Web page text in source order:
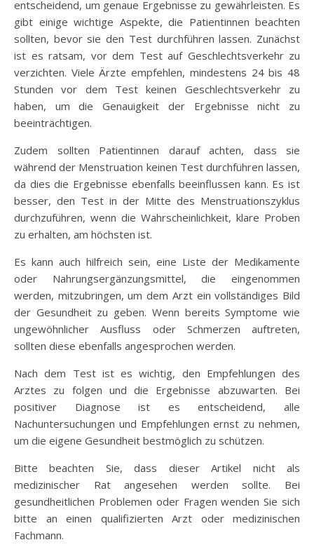
entscheidend, um genaue Ergebnisse zu gewährleisten. Es
gibt einige wichtige Aspekte, die Patientinnen beachten
sollten, bevor sie den Test durchführen lassen. Zunächst
ist es ratsam, vor dem Test auf Geschlechtsverkehr zu
verzichten. Viele Ärzte empfehlen, mindestens 24 bis 48
Stunden vor dem Test keinen Geschlechtsverkehr zu
haben, um die Genauigkeit der Ergebnisse nicht zu
beeinträchtigen.
Zudem sollten Patientinnen darauf achten, dass sie
während der Menstruation keinen Test durchführen lassen,
da dies die Ergebnisse ebenfalls beeinflussen kann. Es ist
besser, den Test in der Mitte des Menstruationszyklus
durchzuführen, wenn die Wahrscheinlichkeit, klare Proben
zu erhalten, am höchsten ist.
Es kann auch hilfreich sein, eine Liste der Medikamente
oder Nahrungsergänzungsmittel, die eingenommen
werden, mitzubringen, um dem Arzt ein vollständiges Bild
der Gesundheit zu geben. Wenn bereits Symptome wie
ungewöhnlicher Ausfluss oder Schmerzen auftreten,
sollten diese ebenfalls angesprochen werden.
Nach dem Test ist es wichtig, den Empfehlungen des
Arztes zu folgen und die Ergebnisse abzuwarten. Bei
positiver Diagnose ist es entscheidend, alle
Nachuntersuchungen und Empfehlungen ernst zu nehmen,
um die eigene Gesundheit bestmöglich zu schützen.
Bitte beachten Sie, dass dieser Artikel nicht als
medizinischer Rat angesehen werden sollte. Bei
gesundheitlichen Problemen oder Fragen wenden Sie sich
bitte an einen qualifizierten Arzt oder medizinischen
Fachmann.